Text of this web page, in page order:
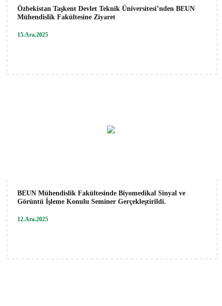
Özbekistan Taşkent Devlet Teknik Üniversitesi’nden BEUN
Mühendislik Fakültesine Ziyaret
15.Ara.2025
BEUN Mühendislik Fakültesinde Biyomedikal Sinyal ve
Görüntü İşleme Konulu Seminer Gerçekleştirildi.
12.Ara.2025